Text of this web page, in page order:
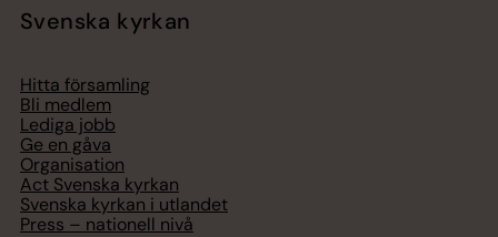
Svenska kyrkan
Hitta församling
Bli medlem
Lediga jobb
Ge en gåva
Organisation
Act Svenska kyrkan
Svenska kyrkan i utlandet
Press – nationell nivå